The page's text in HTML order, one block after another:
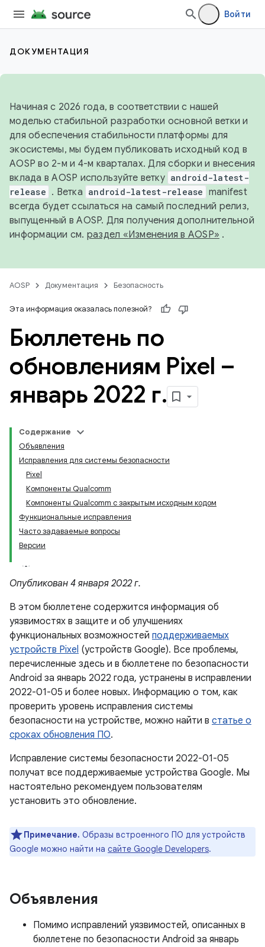
Войти
ДОКУМЕНТАЦИЯ
Начиная с 2026 года, в соответствии с нашей
моделью стабильной разработки основной ветки и
для обеспечения стабильности платформы для
экосистемы, мы будем публиковать исходный код в
AOSP во 2-м и 4-м кварталах. Для сборки и внесения
вклада в AOSP используйте ветку android-latest-
release . Ветка android-latest-release manifest
всегда будет ссылаться на самый последний релиз,
выпущенный в AOSP. Для получения дополнительной
информации см. раздел «Изменения в AOSP» .
AOSP Документация Безопасность
Эта информация оказалась полезной?
Бюллетень по
обновлениям Pixel –
январь 2022 г.
Содержание
Объявления
Исправления для системы безопасности
Pixel
Компоненты Qualcomm
Компоненты Qualcomm с закрытым исходным кодом
Функциональные исправления
Часто задаваемые вопросы
Версии
Опубликован 4 января 2022 г.
В этом бюллетене содержится информация об
уязвимостях в защите и об улучшениях
функциональных возможностей поддерживаемых
устройств Pixel (устройств Google). Все проблемы,
перечисленные здесь и в бюллетене по безопасности
Android за январь 2022 года, устранены в исправлении
2022-01-05 и более новых. Информацию о том, как
проверить уровень исправления системы
безопасности на устройстве, можно найти в статье о
сроках обновления ПО.
Исправление системы безопасности 2022-01-05
получат все поддерживаемые устройства Google. Мы
настоятельно рекомендуем пользователям
установить это обновление.
Примечание. Образы встроенного ПО для устройств
Google можно найти на сайте Google Developers.
Объявления
Помимо исправлений уязвимостей, описанных в
бюллетене по безопасности Android за январь